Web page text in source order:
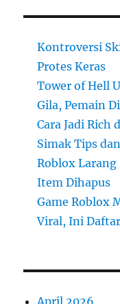
Kontroversi
Protes Keras
Tower of Hell
Gila, Pemain
Cara Jadi Rich
Simak Tips
Roblox Larang
Item Dihapus
Game Roblox
Viral, Ini
April 2026